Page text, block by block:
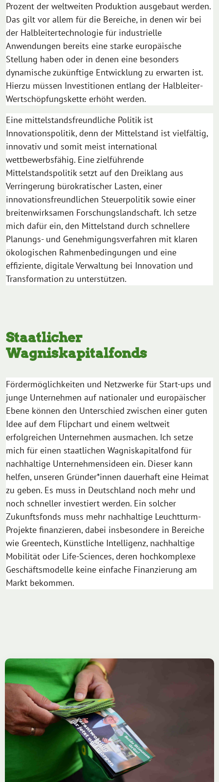
Prozent der weltweiten Produktion ausgebaut werden.
Das gilt vor allem für die Bereiche, in denen wir bei
der Halbleitertechnologie für industrielle
Anwendungen bereits eine starke europäische
Stellung haben oder in denen eine besonders
dynamische zukünftige Entwicklung zu erwarten ist.
Hierzu müssen Investitionen entlang der Halbleiter-
Wertschöpfungskette erhöht werden.
Eine mittelstandsfreundliche Politik ist
Innovationspolitik, denn der Mittelstand ist vielfältig,
innovativ und somit meist international
wettbewerbsfähig. Eine zielführende
Mittelstandspolitik setzt auf den Dreiklang aus
Verringerung bürokratischer Lasten, einer
innovationsfreundlichen Steuerpolitik sowie einer
breitenwirksamen Forschungslandschaft. Ich setze
mich dafür ein, den Mittelstand durch schnellere
Planungs- und Genehmigungsverfahren mit klaren
ökologischen Rahmenbedingungen und eine
effiziente, digitale Verwaltung bei Innovation und
Transformation zu unterstützen.
Staatlicher
Wagniskapitalfonds
Fördermöglichkeiten und Netzwerke für Start-ups und
junge Unternehmen auf nationaler und europäischer
Ebene können den Unterschied zwischen einer guten
Idee auf dem Flipchart und einem weltweit
erfolgreichen Unternehmen ausmachen. Ich setze
mich für einen staatlichen Wagniskapitalfond für
nachhaltige Unternehmensideen ein. Dieser kann
helfen, unseren Gründer*innen dauerhaft eine Heimat
zu geben. Es muss in Deutschland noch mehr und
noch schneller investiert werden. Ein solcher
Zukunftsfonds muss mehr nachhaltige Leuchtturm-
Projekte finanzieren, dabei insbesondere in Bereiche
wie Greentech, Künstliche Intelligenz, nachhaltige
Mobilität oder Life-Sciences, deren hochkomplexe
Geschäftsmodelle keine einfache Finanzierung am
Markt bekommen.